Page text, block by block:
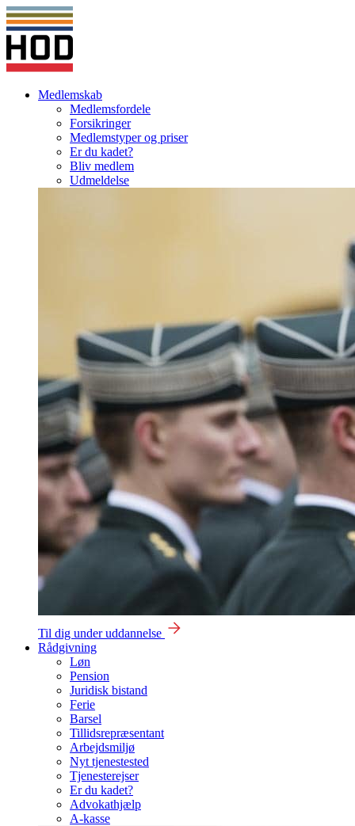
Medlemskab
Medlemsfordele
Forsikringer
Medlemstyper og priser
Er du kadet?
Bliv medlem
Udmeldelse
Til dig under uddannelse
Rådgivning
Løn
Pension
Juridisk bistand
Ferie
Barsel
Tillidsrepræsentant
Arbejdsmiljø
Nyt tjenestested
Tjenesterejser
Er du kadet?
Advokathjælp
A-kasse